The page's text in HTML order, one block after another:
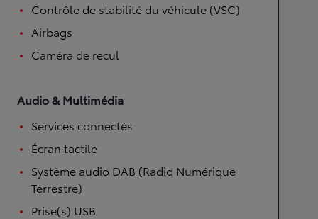
Contrôle de stabilité du véhicule (VSC)
Airbags
Caméra de recul
Audio & Multimédia
Services connectés
Écran tactile
Système audio DAB (Radio Numérique
Terrestre)
Prise(s) USB